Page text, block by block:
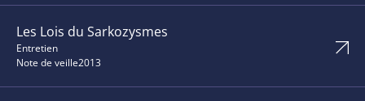
Les Lois du Sarkozysmes
Entretien
Note de veille2013